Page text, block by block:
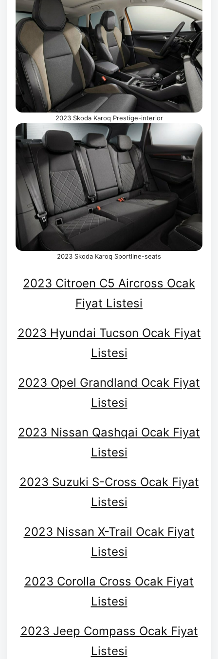
2023 Skoda Karoq Prestige-interior
2023 Skoda Karoq Sportline-seats
2023 Citroen C5 Aircross Ocak
Fiyat Listesi
2023 Hyundai Tucson Ocak Fiyat
Listesi
2023 Opel Grandland Ocak Fiyat
Listesi
2023 Nissan Qashqai Ocak Fiyat
Listesi
2023 Suzuki S-Cross Ocak Fiyat
Listesi
2023 Nissan X-Trail Ocak Fiyat
Listesi
2023 Corolla Cross Ocak Fiyat
Listesi
2023 Jeep Compass Ocak Fiyat
Listesi